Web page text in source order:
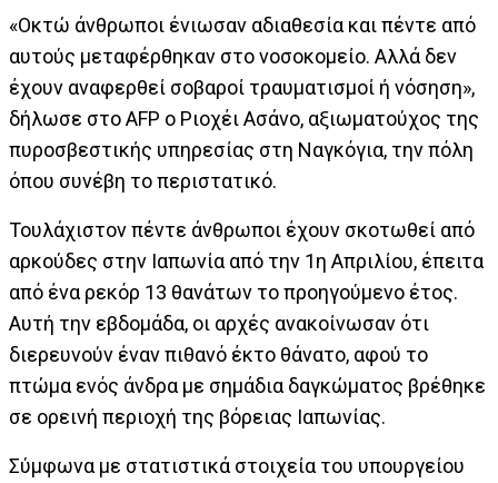
«Οκτώ άνθρωποι ένιωσαν αδιαθεσία και πέντε από
αυτούς μεταφέρθηκαν στο νοσοκομείο. Αλλά δεν
έχουν αναφερθεί σοβαροί τραυματισμοί ή νόσηση»,
δήλωσε στο AFP ο Ριοχέι Ασάνο, αξιωματούχος της
πυροσβεστικής υπηρεσίας στη Ναγκόγια, την πόλη
όπου συνέβη το περιστατικό.
Τουλάχιστον πέντε άνθρωποι έχουν σκοτωθεί από
αρκούδες στην Ιαπωνία από την 1η Απριλίου, έπειτα
από ένα ρεκόρ 13 θανάτων το προηγούμενο έτος.
Αυτή την εβδομάδα, οι αρχές ανακοίνωσαν ότι
διερευνούν έναν πιθανό έκτο θάνατο, αφού το
πτώμα ενός άνδρα με σημάδια δαγκώματος βρέθηκε
σε ορεινή περιοχή της βόρειας Ιαπωνίας.
Σύμφωνα με στατιστικά στοιχεία του υπουργείου